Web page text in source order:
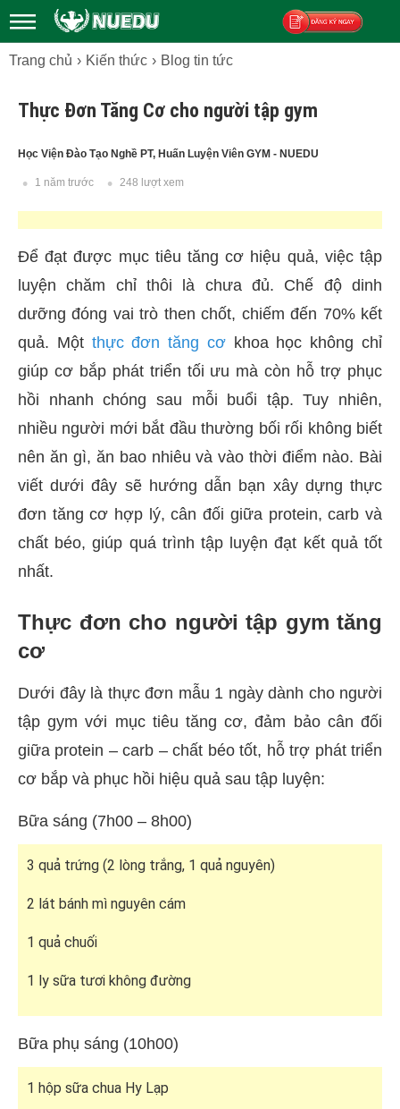
Trang chủ Kiến thức Blog tin tức
Thực Đơn Tăng Cơ cho người tập gym
Học Viện Đào Tạo Nghề PT, Huấn Luyện Viên GYM - NUEDU
1 năm trước 248 lượt xem
Để đạt được mục tiêu tăng cơ hiệu quả, việc tập
luyện chăm chỉ thôi là chưa đủ. Chế độ dinh
dưỡng đóng vai trò then chốt, chiếm đến 70% kết
quả. Một thực đơn tăng cơkhoa học không chỉ
giúp cơ bắp phát triển tối ưu mà còn hỗ trợ phục
hồi nhanh chóng sau mỗi buổi tập. Tuy nhiên,
nhiều người mới bắt đầu thường bối rối không biết
nên ăn gì, ăn bao nhiêu và vào thời điểm nào. Bài
viết dưới đây sẽ hướng dẫn bạn xây dựng thực
đơn tăng cơ hợp lý, cân đối giữa protein, carb và
chất béo, giúp quá trình tập luyện đạt kết quả tốt
nhất.
Thực đơn cho người tập gym tăng
cơ
Dưới đây là thực đơn mẫu 1 ngày dành cho người
tập gym với mục tiêu tăng cơ, đảm bảo cân đối
giữa protein – carb – chất béo tốt, hỗ trợ phát triển
cơ bắp và phục hồi hiệu quả sau tập luyện:
Bữa sáng (7h00 – 8h00)
3 quả trứng (2 lòng trắng, 1 quả nguyên)
2 lát bánh mì nguyên cám
1 quả chuối
1 ly sữa tươi không đường
Bữa phụ sáng (10h00)
1 hộp sữa chua Hy Lạp